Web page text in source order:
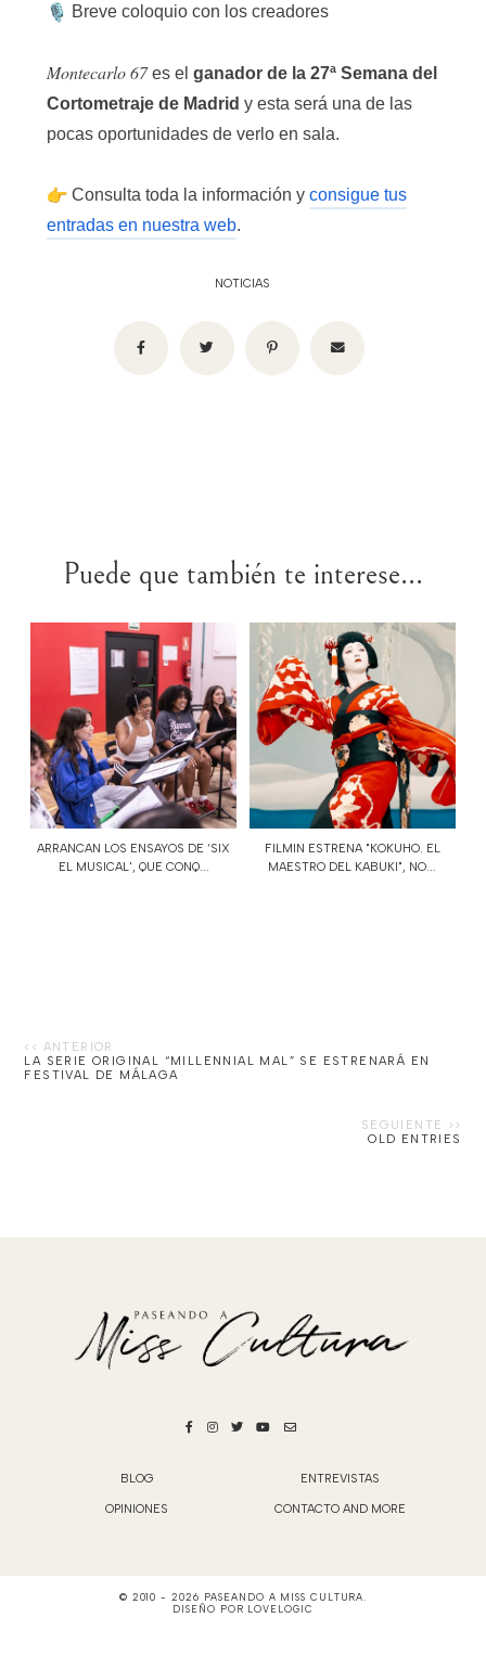
Breve coloquio con los creadores
Montecarlo 67es el ganador de la 27ª Semana del
Cortometraje de Madrid y esta será una de las
pocas oportunidades de verlo en sala.
Consulta toda la información y consigue tus
entradas en nuestra web.
NOTICIAS
Puede que también te interese...
ARRANCAN LOS ENSAYOS DE ‘SIX
EL MUSICAL', QUE CONQ...
FILMIN ESTRENA "KOKUHO. EL
MAESTRO DEL KABUKI", NO...
LA SERIE ORIGINAL “MILLENNIAL MAL” SE ESTRENARÁ EN
FESTIVAL DE MÁLAGA
OLD ENTRIES
BLOG ENTREVISTAS
OPINIONES CONTACTO AND MORE
© 2010 - 2026 PASEANDO A MISS CULTURA
DISEÑO POR LOVELOGIC